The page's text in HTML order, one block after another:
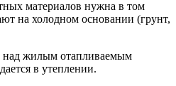
материалов нужна в том
на холодном основании (грунт,
над жилым отапливаемым
в утеплении.